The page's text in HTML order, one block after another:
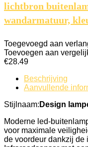
lichtbron
wandarmatuur,
Toegevoegd aan
Toevoegen aan
€28.49
Beschrijving
Aanvullende
Stijlnaam: Design
Moderne led-
voor maximale
de voordeur dankzij de